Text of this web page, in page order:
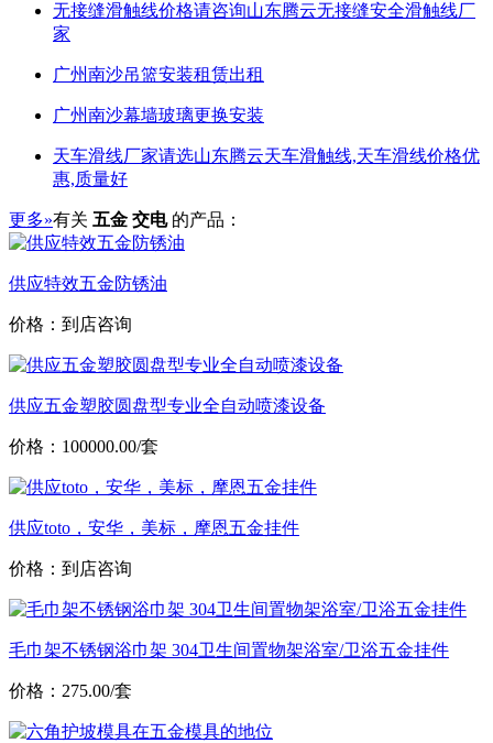
无接缝滑触线价格请咨询山东腾云无接缝安全滑触线厂
家
广州南沙吊篮安装租赁出租
广州南沙幕墙玻璃更换安装
天车滑线厂家请选山东腾云天车滑触线,天车滑线价格优
惠,质量好
更多»有关 五金 交电 的产品：
供应特效五金防锈油
价格：到店咨询
供应五金塑胶圆盘型专业全自动喷漆设备
价格：100000.00/套
供应toto，安华，美标，摩恩五金挂件
价格：到店咨询
毛巾架不锈钢浴巾架 304卫生间置物架浴室/卫浴五金挂件
价格：275.00/套